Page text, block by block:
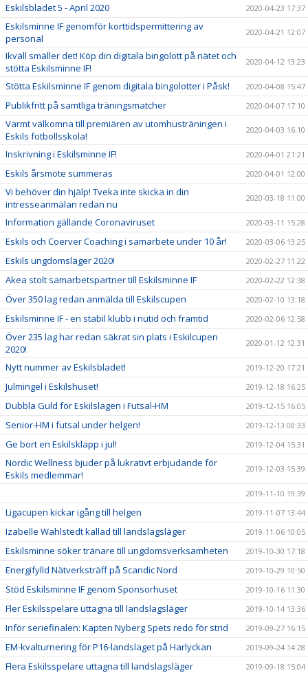
Eskilsbladet 5 - April 2020 2020-04-23 17:37
Eskilsminne IF genomför korttidspermittering av
personal
2020-04-21 12:07
Ikväll smäller det! Köp din digitala bingolott på nätet och
stötta Eskilsminne IF!
2020-04-12 13:23
Stötta Eskilsminne IF genom digitala bingolotter i Påsk! 2020-04-08 15:47
Publikfritt på samtliga träningsmatcher 2020-04-07 17:10
Varmt välkomna till premiären av utomhusträningen i
Eskils fotbollsskola!
2020-04-03 16:10
Inskrivning i Eskilsminne IF! 2020-04-01 21:21
Eskils årsmöte summeras 2020-04-01 12:00
Vi behöver din hjälp! Tveka inte skicka in din
intresseanmälan redan nu
2020-03-18 11:00
Information gällande Coronaviruset 2020-03-11 15:28
Eskils och Coerver Coaching i samarbete under 10 år! 2020-03-06 13:25
Eskils ungdomsläger 2020! 2020-02-27 11:22
Akea stolt samarbetspartner till Eskilsminne IF 2020-02-22 12:38
Över 350 lag redan anmälda till Eskilscupen 2020-02-10 13:18
Eskilsminne IF - en stabil klubb i nutid och framtid 2020-02-06 12:58
Över 235 lag har redan säkrat sin plats i Eskilcupen
2020!
2020-01-12 12:31
Nytt nummer av Eskilsbladet! 2019-12-20 17:21
Julmingel i Eskilshuset! 2019-12-18 16:25
Dubbla Guld för Eskilslagen i Futsal-HM 2019-12-15 16:05
Senior-HM i futsal under helgen! 2019-12-13 08:33
Ge bort en Eskilsklapp i jul! 2019-12-04 15:31
Nordic Wellness bjuder på lukrativt erbjudande för
Eskils medlemmar!
2019-12-03 15:39
2019-11-10 19:39
Ligacupen kickar igång till helgen 2019-11-07 13:44
Izabelle Wahlstedt kallad till landslagsläger 2019-11-06 10:05
Eskilsminne söker tränare till ungdomsverksamheten 2019-10-30 17:18
Energifylld Nätverksträff på Scandic Nord 2019-10-29 10:50
Stöd Eskilsminne IF genom Sponsorhuset 2019-10-16 11:30
Fler Eskilsspelare uttagna till landslagsläger 2019-10-14 13:36
Inför seriefinalen: Kapten Nyberg Spets redo för strid 2019-09-27 16:15
EM-kvalturnering för P16-landslaget på Harlyckan 2019-09-24 14:28
Flera Eskilsspelare uttagna till landslagsläger 2019-09-18 15:04